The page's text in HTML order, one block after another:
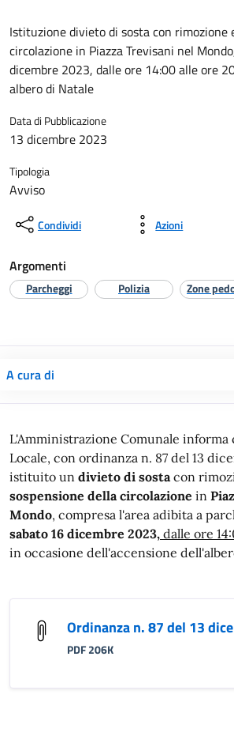
Istituzione divieto di sosta con rimozione
circolazione in Piazza Trevisani nel
dicembre 2023, dalle ore 14:00 alle ore
albero di Natale
Data di Pubblicazione
13 dicembre 2023
Tipologia
Avviso
Condividi Azioni
Argomenti
Parcheggi Polizia Zone
A cura di
L'Amministrazione Comunale informa
Locale, con ordinanza n. 87 del 13
istituito un divieto di sosta con
sospensione della circolazione in
Mondo, compresa l'area adibita a
sabato 16 dicembre 2023, dalle ore
in occasione dell'accensione
Ordinanza n. 87 del 13
PDF 206K